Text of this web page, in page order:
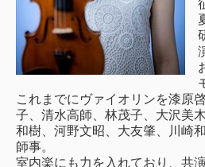
これまでにヴァイオリンを漆原
子、清水高師、林茂子、大沢美
和樹、河野文昭、大友肇、川崎
師事。
室内楽にも力を入れており、共